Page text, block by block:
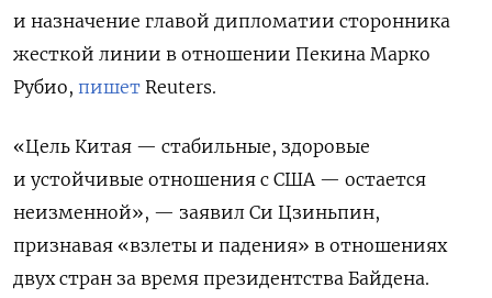
и назначение главой дипломатии сторонника
жесткой линии в отношении Пекина Марко
Рубио, пишет Reuters.
«Цель Китая — стабильные, здоровые
и устойчивые отношения с США — остается
неизменной», — заявил Си Цзиньпин,
признавая «взлеты и падения» в отношениях
двух стран за время президентства Байдена.